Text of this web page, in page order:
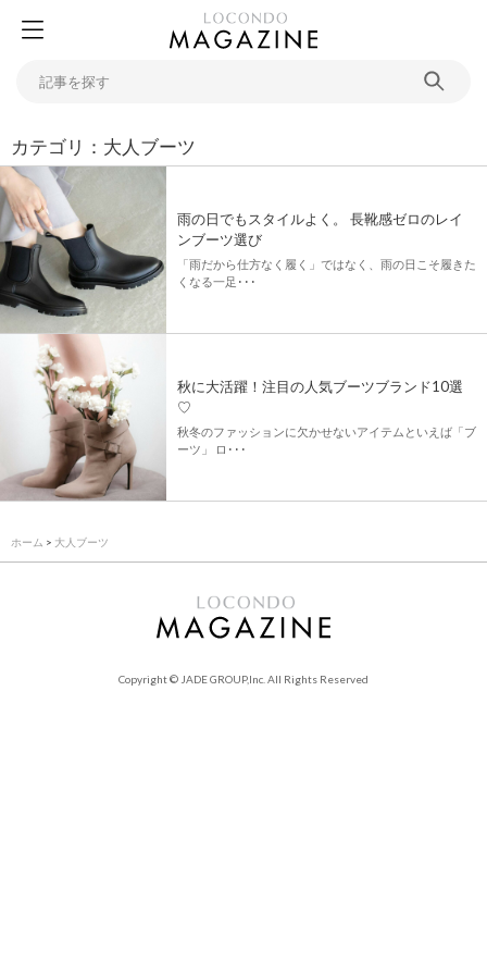
カテゴリ：大人ブーツ
雨の日でもスタイルよく。 長靴感ゼロのレイ
ンブーツ選び
「雨だから仕方なく履く」ではなく、雨の日こそ履きた
くなる一足･･･
秋に大活躍！注目の人気ブーツブランド10選
♡
秋冬のファッションに欠かせないアイテムといえば「ブ
ーツ」 ロ･･･
ホーム > 大人ブーツ
Copyright © JADE GROUP,Inc. All Rights Reserved